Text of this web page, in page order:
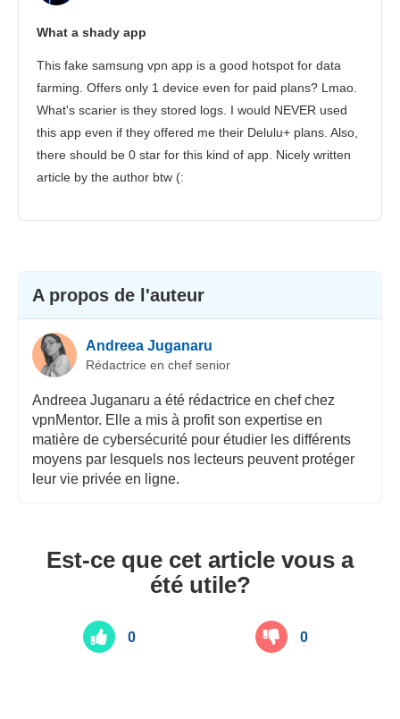
Іervice client
What a shady app
This fake samsung vpn app is a good hotspot for data
farming. Offers only 1 device even for paid plans? Lmao.
What's scarier is they stored logs. I would NEVER used
this app even if they offered me their Delulu+ plans. Also,
there should be 0 star for this kind of app. Nicely written
article by the author btw (:
A propos de l'auteur
Andreea Juganaru
Rédactrice en chef senior
Andreea Juganaru a été rédactrice en chef chez
vpnMentor. Elle a mis à profit son expertise en
matière de cybersécurité pour étudier les différents
moyens par lesquels nos lecteurs peuvent protéger
leur vie privée en ligne.
Est-ce que cet article vous a
été utile?
0 0